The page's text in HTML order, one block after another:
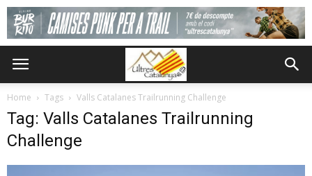
Home Tags Valls Catalanes Trailrunning Challenge
Tag: Valls Catalanes Trailrunning
Challenge